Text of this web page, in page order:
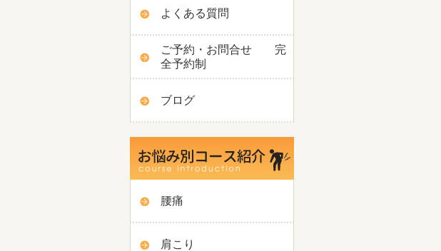
よくある質問
ご予約・お問合せ 完
全予約制
ブログ
腰痛
肩こり